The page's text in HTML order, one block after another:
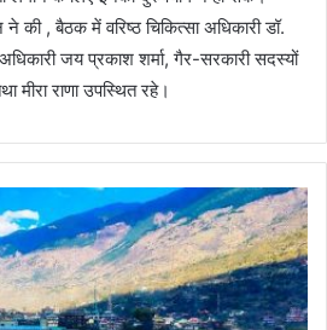
की , बैठक में वरिष्ठ चिकित्सा अधिकारी डॉ.
जय प्रकाश शर्मा, गैर-सरकारी सदस्यों
मीरा राणा उपस्थित रहे।